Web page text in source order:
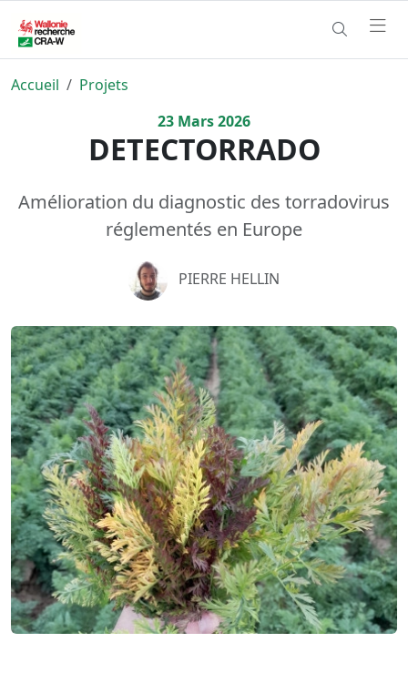
Accueil
Projets
23 Mars2026
DETECTORRADO
Amélioration du diagnostic des torradovirus
réglementés en Europe
PIERRE HELLIN